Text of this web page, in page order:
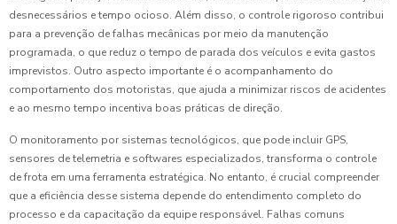
desnecessários e tempo ocioso. Além disso, o controle rigoroso contribui
para a prevenção de falhas mecânicas por meio da manutenção
programada, o que reduz o tempo de parada dos veículos e evita gastos
imprevistos. Outro aspecto importante é o acompanhamento do
comportamento dos motoristas, que ajuda a minimizar riscos de acidentes
e ao mesmo tempo incentiva boas práticas de direção.
O monitoramento por sistemas tecnológicos, que pode incluir GPS,
sensores de telemetria e softwares especializados, transforma o controle
de frota em uma ferramenta estratégica. No entanto, é crucial compreender
que a eficiência desse sistema depende do entendimento completo do
processo e da capacitação da equipe responsável. Falhas comuns